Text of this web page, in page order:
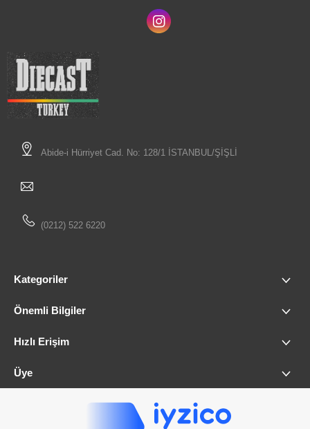
Abide-i Hürriyet Cad. No: 128/1 İSTANBUL/ŞİŞLİ
(0212) 522 6220
Kategoriler
Önemli Bilgiler
Hızlı Erişim
Üye